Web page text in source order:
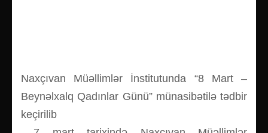
Naxçıvan Müəllimlər İnstitutunda “8 Mart –
Beynəlxalq Qadınlar Günü” münasibətilə tədbir
keçirilib